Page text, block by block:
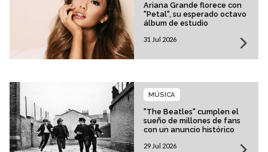
Ariana Grande florece con
"Petal", su esperado octavo
álbum de estudio
31 Jul 2026
"The Beatles" cumplen el
sueño de millones de fans
con un anuncio histórico
MÚSICA
29 Jul 2026